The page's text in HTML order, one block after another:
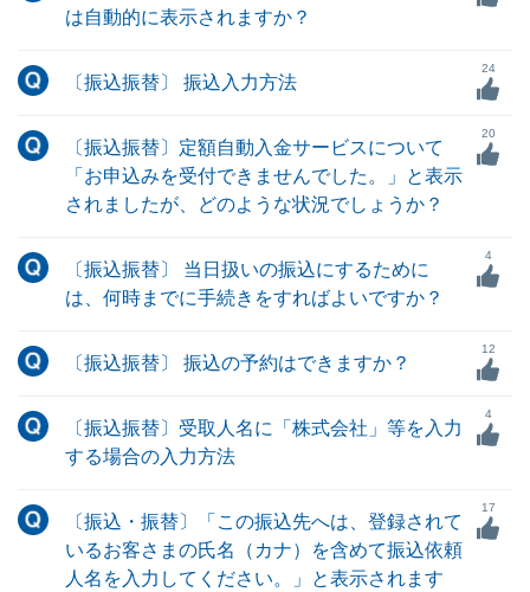
は自動的に表示されますか？
〔振込振替〕 振込入力方法
24
〔振込振替〕定額自動入金サービスについて
「お申込みを受付できませんでした。」と表示
されましたが、どのような状況でしょうか？
20
〔振込振替〕 当日扱いの振込にするために
は、何時までに手続きをすればよいですか？
4
〔振込振替〕 振込の予約はできますか？
12
〔振込振替〕受取人名に「株式会社」等を入力
する場合の入力方法
4
〔振込・振替〕「この振込先へは、登録されて
いるお客さまの氏名（カナ）を含めて振込依頼
人名を入力してください。」と表示されます
17